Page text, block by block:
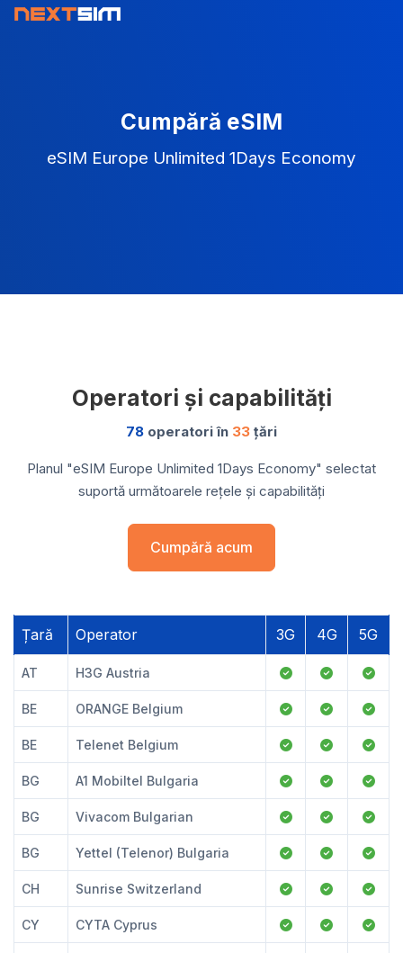
Cumpără eSIM
eSIM Europe Unlimited 1Days Economy
Operatori și capabilități
78 operatori în 33 țări
Planul "eSIM Europe Unlimited 1Days Economy" selectat
suportă următoarele rețele și capabilități
Cumpără acum
Țară Operator 3G 4G 5G
AT H3G Austria
BE ORANGE Belgium
BE Telenet Belgium
BG A1 Mobiltel Bulgaria
BG Vivacom Bulgarian
BG Yettel (Telenor) Bulgaria
CH Sunrise Switzerland
CY CYTA Cyprus